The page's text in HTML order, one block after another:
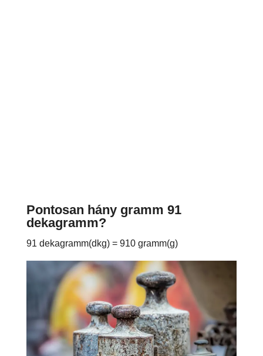
Pontosan hány gramm 91
dekagramm?
91 dekagramm(dkg) = 910 gramm(g)